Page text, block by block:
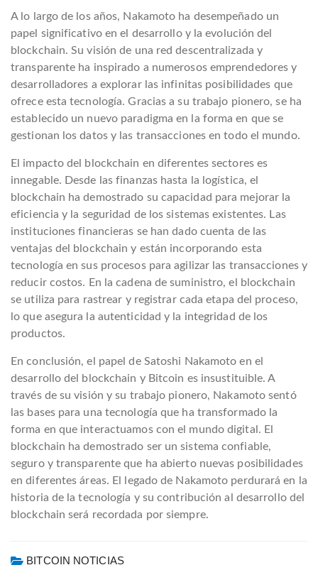
A lo largo de los años, Nakamoto ha desempeñado un
papel significativo en el desarrollo y la evolución del
blockchain. Su visión de una red descentralizada y
transparente ha inspirado a numerosos emprendedores y
desarrolladores a explorar las infinitas posibilidades que
ofrece esta tecnología. Gracias a su trabajo pionero, se ha
establecido un nuevo paradigma en la forma en que se
gestionan los datos y las transacciones en todo el mundo.
El impacto del blockchain en diferentes sectores es
innegable. Desde las finanzas hasta la logística, el
blockchain ha demostrado su capacidad para mejorar la
eficiencia y la seguridad de los sistemas existentes. Las
instituciones financieras se han dado cuenta de las
ventajas del blockchain y están incorporando esta
tecnología en sus procesos para agilizar las transacciones y
reducir costos. En la cadena de suministro, el blockchain
se utiliza para rastrear y registrar cada etapa del proceso,
lo que asegura la autenticidad y la integridad de los
productos.
En conclusión, el papel de Satoshi Nakamoto en el
desarrollo del blockchain y Bitcoin es insustituible. A
través de su visión y su trabajo pionero, Nakamoto sentó
las bases para una tecnología que ha transformado la
forma en que interactuamos con el mundo digital. El
blockchain ha demostrado ser un sistema confiable,
seguro y transparente que ha abierto nuevas posibilidades
en diferentes áreas. El legado de Nakamoto perdurará en la
historia de la tecnología y su contribución al desarrollo del
blockchain será recordada por siempre.
BITCOIN NOTICIAS